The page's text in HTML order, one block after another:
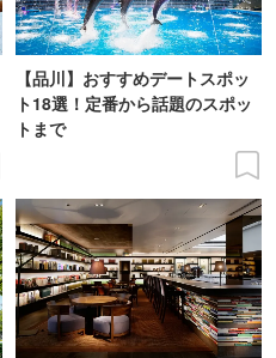
【品川】おすすめデートスポッ
ト18選！定番から話題のスポッ
トまで